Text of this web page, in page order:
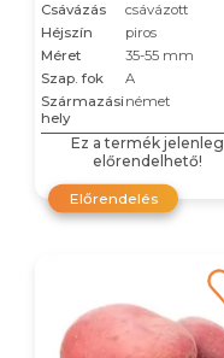
Csávázás
csávázott
Héjszín
piros
Méret
35-55 mm
Szap. fok
A
Származási
hely
német
Ez a termék jelenleg
előrendelhető!
Előrendelés